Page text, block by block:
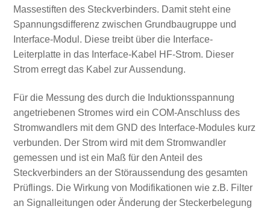
Massestiften des Steckverbinders. Damit steht eine
Spannungsdifferenz zwischen Grundbaugruppe und
Interface-Modul. Diese treibt über die Interface-
Leiterplatte in das Interface-Kabel HF-Strom. Dieser
Strom erregt das Kabel zur Aussendung.
Für die Messung des durch die Induktionsspannung
angetriebenen Stromes wird ein COM-Anschluss des
Stromwandlers mit dem GND des Interface-Modules kurz
verbunden. Der Strom wird mit dem Stromwandler
gemessen und ist ein Maß für den Anteil des
Steckverbinders an der Störaussendung des gesamten
Prüflings. Die Wirkung von Modifikationen wie z.B. Filter
an Signalleitungen oder Änderung der Steckerbelegung